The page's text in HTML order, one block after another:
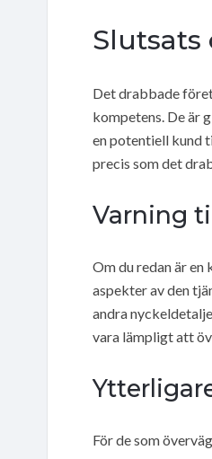
Det drabbade
kompetens. De är
en potentiell kund
precis som det
Varning
Om du redan är
aspekter av den
andra
vara lämpligt att
För de som